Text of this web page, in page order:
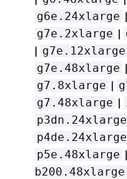
g6e.24xlarge |
g7e.2xlarge |
| g7e.12xlarge
g7e.48xlarge |
g7.8xlarge |
g7.48xlarge |
p3dn.24xlarge
p4de.24xlarge
p5e.48xlarge |
b200.48xlarge